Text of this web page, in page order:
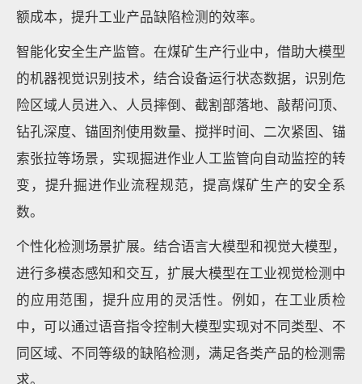
额成本，提升工业产品缺陷检测的效率。
智能化安全生产监管。在煤矿生产行业中，借助大模型
的机器视觉识别技术，结合设备运行状态数据，识别危
险区域人员进入、人员摔倒、截割部落地、敲帮问顶、
钻孔深度、锚固剂使用数量、搅拌时间、二次紧固、锚
索张拉等场景，实现掘进作业人工监管向自动监控的转
变，提升掘进作业流程规范，提高煤矿生产的安全系
数。
个性化检测场景扩展。结合语言大模型和视觉大模型，
进行多模态感知和交互，扩展大模型在工业视觉检测中
的应用范围，提升应用的灵活性。例如，在工业质检
中，可以通过语音指令控制大模型实现对不同类型、不
同区域、不同等级的缺陷检测，满足各类产品的检测需
求。